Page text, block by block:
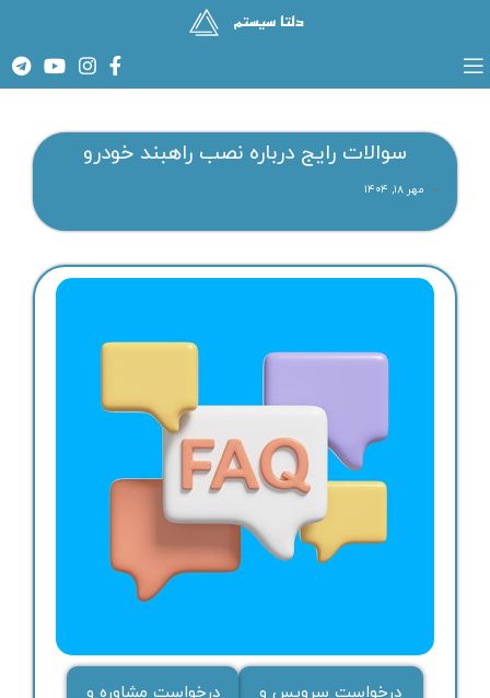
سوالات رایج درباره نصب راهبند خودرو
مهر ۱۸, ۱۴۰۴
درخواست سرویس و
درخواست مشاوره و